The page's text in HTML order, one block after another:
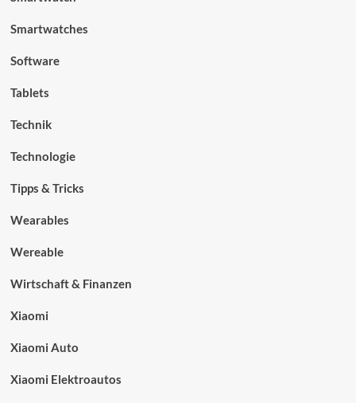
Smartwatches
Software
Tablets
Technik
Technologie
Tipps & Tricks
Wearables
Wereable
Wirtschaft & Finanzen
Xiaomi
Xiaomi Auto
Xiaomi Elektroautos